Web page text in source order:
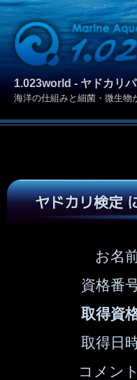
1.023world - ヤドカリ
海洋の仕組みと細菌・微生物
ヤドカリ検定
お名
資格番
取得資
取得日
コメント